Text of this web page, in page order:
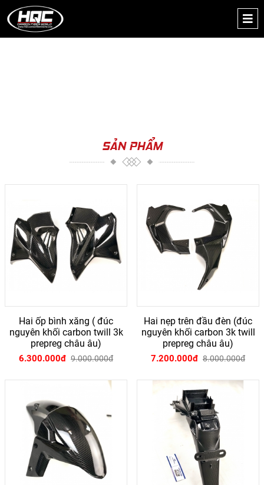
SẢN PHẨM
Hai ốp bình xăng ( đúc
nguyên khối carbon twill 3k
prepreg châu âu)
6.300.000đ 9.000.000đ
Hai nẹp trên đầu đèn (đúc
nguyên khối carbon 3k twill
prepreg châu âu)
7.200.000đ 8.000.000đ